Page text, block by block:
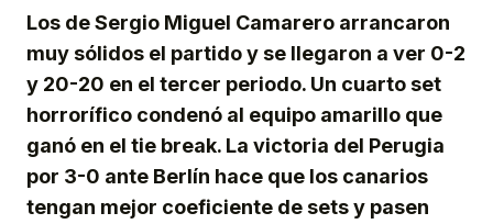
Los de Sergio Miguel Camarero arrancaron
muy sólidos el partido y se llegaron a ver 0-2
y 20-20 en el tercer periodo. Un cuarto set
horrorífico condenó al equipo amarillo que
ganó en el tie break. La victoria del Perugia
por 3-0 ante Berlín hace que los canarios
tengan mejor coeficiente de sets y pasen